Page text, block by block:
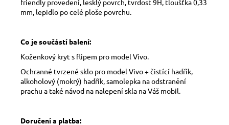
mm, lepidlo po celé ploše povrchu.
Co je součástí balení:
Koženkový kryt s flipem pro model Vivo.
Ochranné tvrzené sklo pro model Vivo + čistící hadřík,
alkoholový (mokrý) hadřík, samolepka na odstranění
prachu a také návod na nalepení skla na Váš mobil.
Doručení a platba: